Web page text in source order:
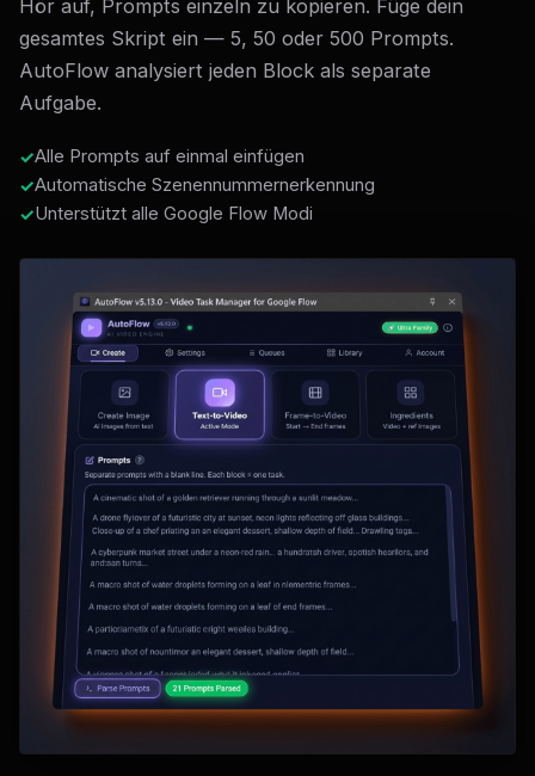
Hör auf, Prompts einzeln zu kopieren. Füge dein
gesamtes Skript ein — 5, 50 oder 500 Prompts.
AutoFlow analysiert jeden Block als separate
Aufgabe.
Alle Prompts auf einmal einfügen
Automatische Szenennummernerkennung
Unterstützt alle Google Flow Modi